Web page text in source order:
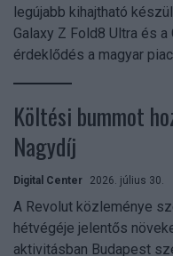
legújabb kihajtható
Galaxy Z Fold8 Ultra és
érdeklődés a magyar
Költési bummot
Nagydíj
Digital Center 2026. július 30.
A Revolut közleménye
hétvégéje jelentős
aktivitásban Budapest